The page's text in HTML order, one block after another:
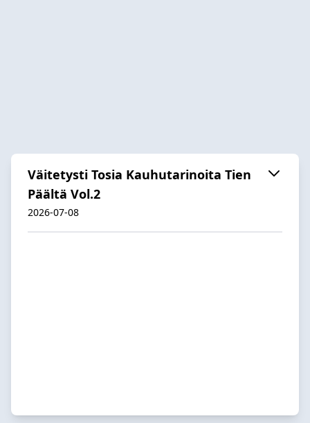
Väitetysti Tosia Kauhutarinoita Tien
Päältä Vol.2
2026-07-08